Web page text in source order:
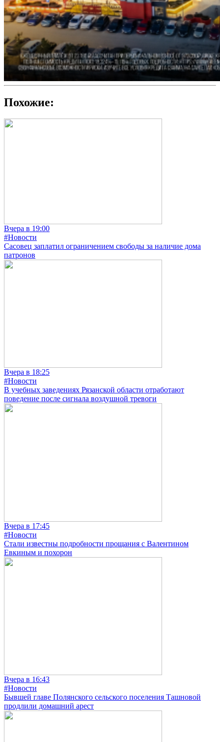
Похожие:
Вчера в 19:00
#Новости
Сасовец заплатил ограничением свободы за наличие дома
патронов
Вчера в 18:25
#Новости
В учебных заведениях Рязанской области отработают
поведение после сигнала воздушной тревоги
Вчера в 17:45
#Новости
Стали известны подробности прощания с Валентином
Евкиным и похорон
Вчера в 16:43
#Новости
Бывшей главе Полянского сельского поселения Ташновой
продлили домашний арест